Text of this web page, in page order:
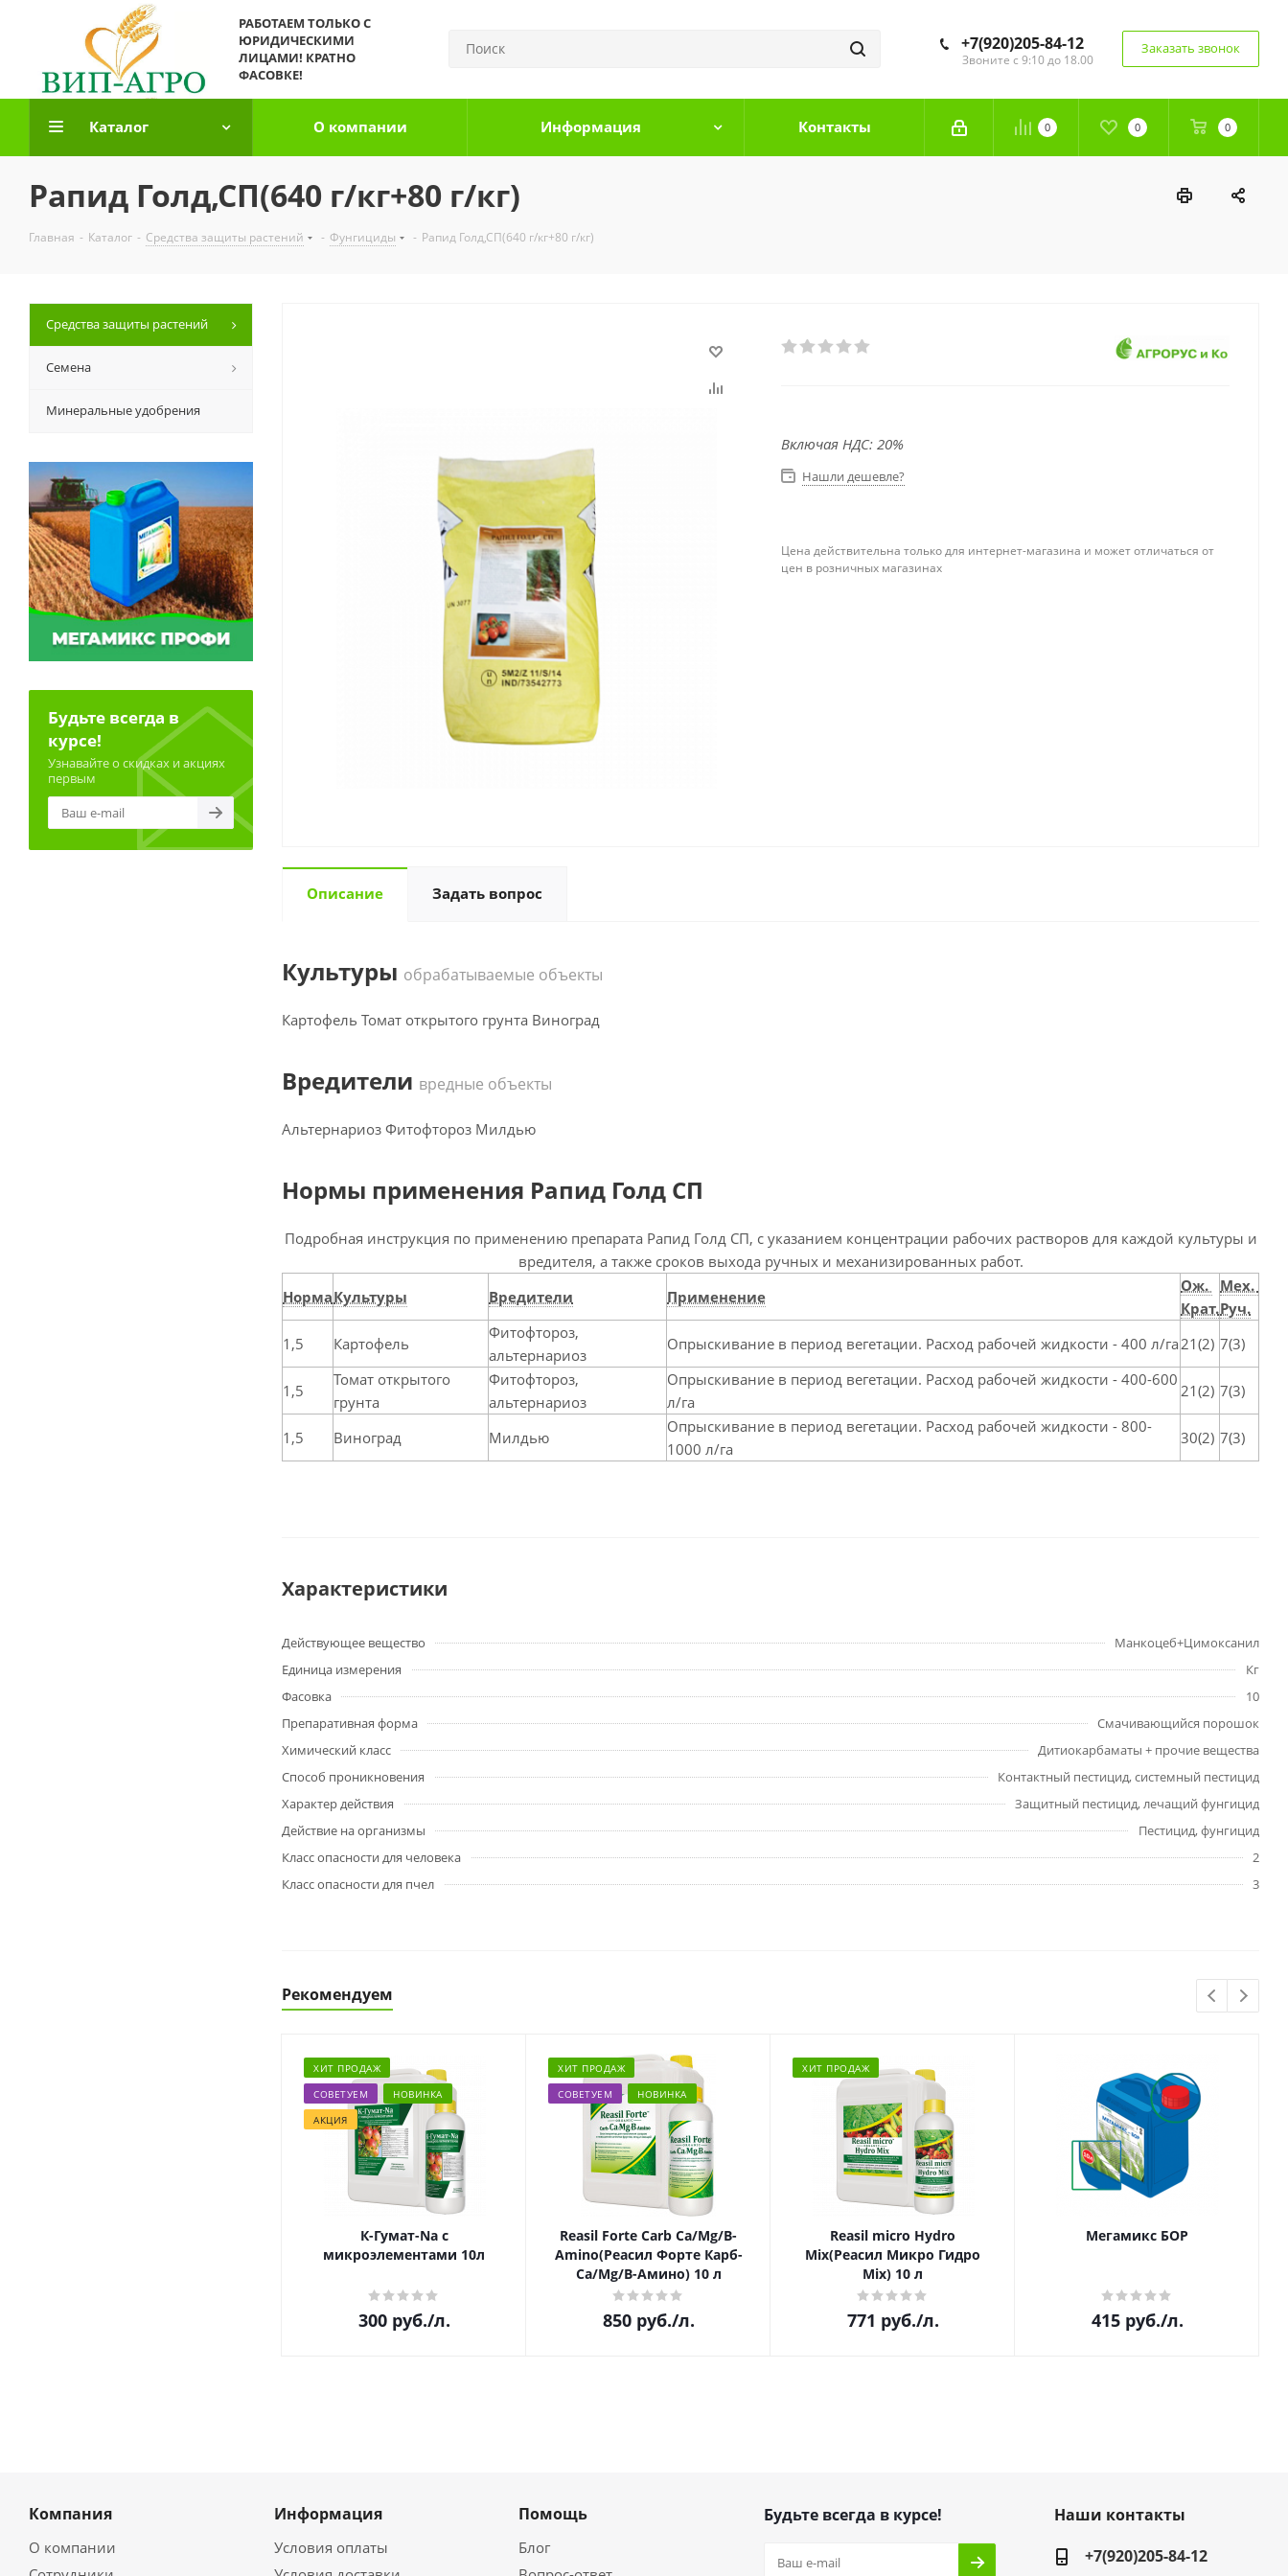
РАБОТАЕМ ТОЛЬКО С
ЮРИДИЧЕСКИМИ
ЛИЦАМИ! КРАТНО
ФАСОВКЕ!
+7(920)205-84-12
Звоните с 9:10 до 18.00
Заказать звонок
0 0 0
Каталог О компании Информация Контакты
Рапид Голд,СП(640 г/кг+80 г/кг)
Главная - Каталог - Средства защиты растений - Фунгициды - Рапид Голд,СП(640 г/кг+80 г/кг)
Включая НДС: 20%
Нашли дешевле?
Цена действительна только для интернет-магазина и может отличаться от
цен в розничных магазинах
Описание Задать вопрос
Культуры обрабатываемые объекты
Картофель Томат открытого грунта Виноград
Вредители вредные объекты
Альтернариоз Фитофтороз Милдью
Нормы применения Рапид Голд СП
Подробная инструкция по применению препарата Рапид Голд СП, с указанием концентрации рабочих растворов для каждой культуры и
вредителя, а также сроков выхода ручных и механизированных работ.
НормаКультуры Вредители Применение
Ож.
Крат.
Мех.
Руч.
1,5
Картофель
Фитофтороз,
альтернариоз
Опрыскивание в период вегетации. Расход рабочей жидкости - 400 л/га21(2) 7(3)
1,5
Томат открытого
грунта
Фитофтороз,
альтернариоз
Опрыскивание в период вегетации. Расход рабочей жидкости - 400-600
л/га
21(2) 7(3)
1,5 Виноград Милдью
Опрыскивание в период вегетации. Расход рабочей жидкости - 800-
1000 л/га
30(2) 7(3)
Характеристики
Действующее вещество
Манкоцеб+Цимоксанил
Единица измерения
Кг
Фасовка
10
Препаративная форма
Смачивающийся порошок
Химический класс
Дитиокарбаматы + прочие вещества
Способ проникновения
Контактный пестицид, системный пестицид
Характер действия
Защитный пестицид, лечащий фунгицид
Действие на организмы
Пестицид, фунгицид
Класс опасности для человека
2
Класс опасности для пчел
3
Рекомендуем
ХИТ ПРОДАЖ
СОВЕТУЕМ
НОВИНКА
АКЦИЯ
К-Гумат-Na с
микроэлементами 10л
300руб./л.
ХИТ ПРОДАЖ
СОВЕТУЕМ
НОВИНКА
Reasil Forte Carb Ca/Mg/B-
Amino(Реасил Форте Карб-
Ca/Mg/B-Амино) 10 л
850руб./л.
ХИТ ПРОДАЖ
Reasil micro Hydro
Mix(Реасил Микро Гидро
Mix) 10 л
771 руб./л.
Мегамикс БОР
415руб./л.
Средства защиты растений
Семена
Минеральные удобрения
Будьте всегда в
курсе!
Узнавайте о скидках и акциях
первым
Компания
О компании
Информация
Условия оплаты
Помощь
Блог
Будьте всегда в курсе!
Наши контакты
+7(920)205-84-12